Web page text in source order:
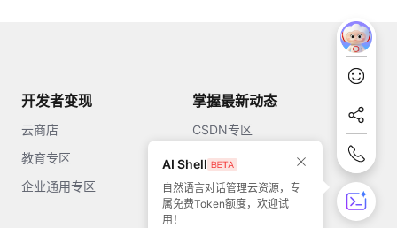
开发者变现
云商店
教育专区
企业通用专区
掌握最新动态
CSDN专区
知乎
开源中国
AI Shell
自然语言对话管理云资源，专
属免费Token额度，欢迎试
用！